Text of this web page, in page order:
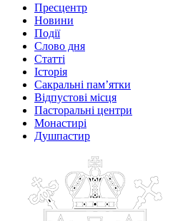
Пресцентр
Новини
Події
Слово дня
Статті
Історія
Сакральні пам’ятки
Відпустові місця
Пасторальні центри
Монастирі
Душпастир